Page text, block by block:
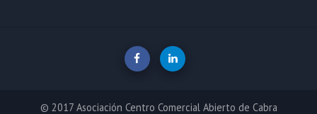
© 2017 Asociación Centro Comercial Abierto de Cabra